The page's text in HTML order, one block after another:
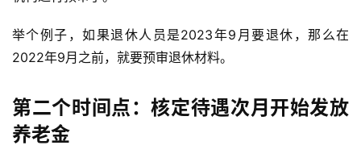
举个例子，如果退休人员是2023年9月要退休，那么在
2022年9月之前，就要预审退休材料。
第二个时间点：核定待遇次月开始发放
养老金